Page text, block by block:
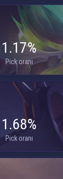
1.17%
Pick oranı
1.68%
Pick oranı